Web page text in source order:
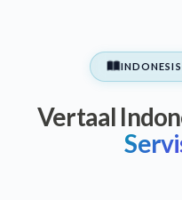
Vertaal